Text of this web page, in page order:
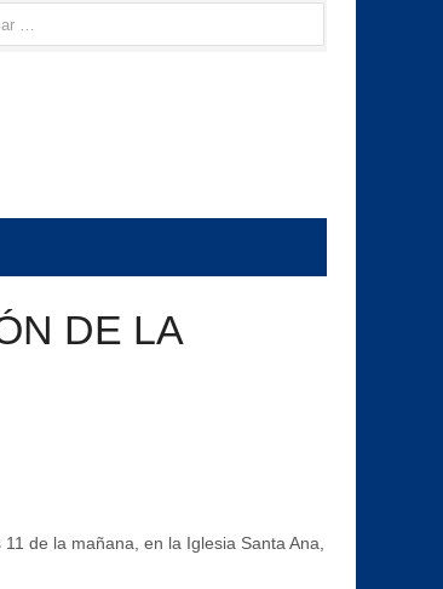
DE LA
de la mañana, en la Iglesia Santa Ana,